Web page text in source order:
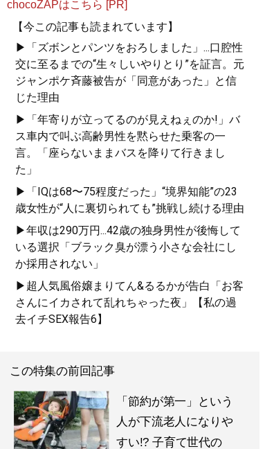
chocoZAPはこちら [PR]
【今この記事も読まれています】
▶「ズボンとパンツをおろしました」...口腔性
交に至るまでの“生々しいやりとり”を証言。元
ジャンポケ斉藤被告が「同意があった」と信
じた理由
▶「年寄りが立ってるのが見えねぇのか!」バ
ス車内で叫ぶ高齢男性を黙らせた乗客の一
言。「座らないままバスを降りて行きまし
た」
▶「IQは68〜75程度だった」“境界知能”の23
歳女性が“人に裏切られても”挑戦し続ける理由
▶年収は290万円...42歳の独身男性が後悔して
いる選択「ブラック臭が漂う小さな会社にし
か採用されない」
▶超人気風俗嬢まりてん&るるかが告白「お客
さんにイカされて乱れちゃった夜」【私の過
去イチSEX報告6】
この特集の前回記事
「節約が第一」という
人が下流老人になりや
すい!? 子育て世代の